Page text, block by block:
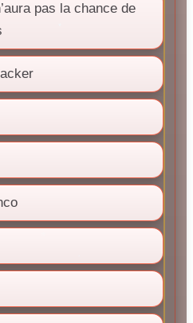
pas la chance de